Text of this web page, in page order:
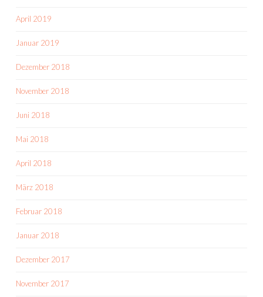
April 2019
Januar 2019
Dezember 2018
November 2018
Juni 2018
Mai 2018
April 2018
März 2018
Februar 2018
Januar 2018
Dezember 2017
November 2017